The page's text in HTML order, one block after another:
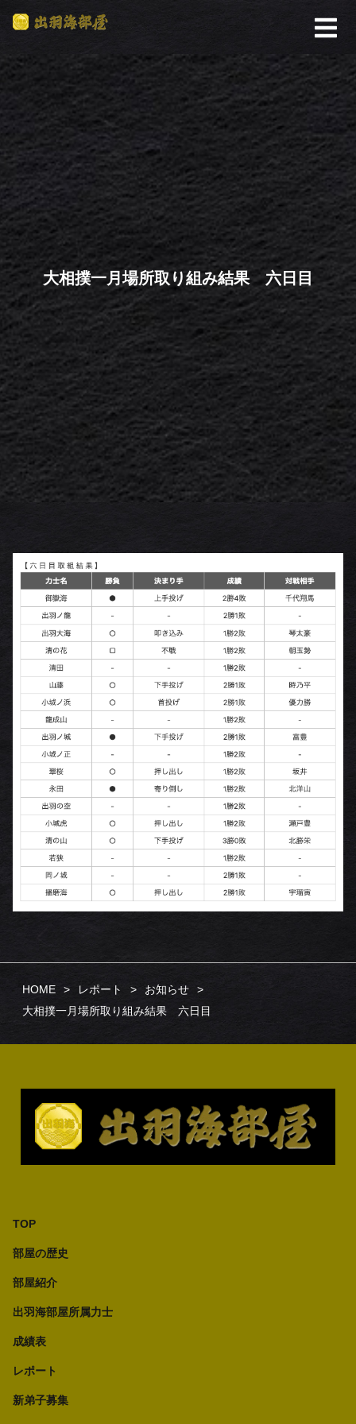
大相撲一月場所取り組み結果 六日目
HOME レポート
お知らせ
大相撲一月場所取り組み結果 六日目
TOP
部屋の歴史
部屋紹介
出羽海部屋所属力士
成績表
レポート
新弟子募集